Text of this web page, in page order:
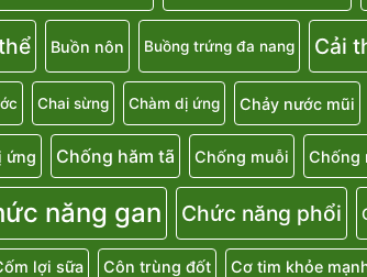
Buồn nôn Buồng trứng đa nang Cải
Chai sừng Chàm dị ứng Chảy nước mũi
ứng Chống hăm tã Chống muỗi Chống
năng gan Chức năng phổi
lợi sữa Côn trùng đốt Cơ tim khỏe